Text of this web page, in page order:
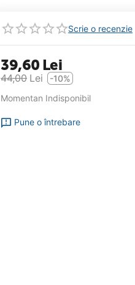
Scrie o recenzie
39,60 Lei
44,00 Lei
-10%
Momentan Indisponibil
Pune o întrebare